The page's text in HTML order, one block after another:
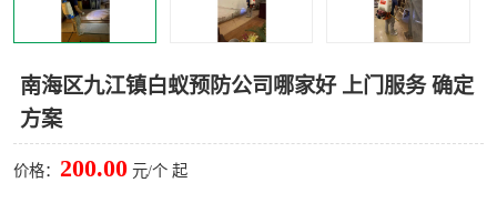
南海区九江镇白蚁预防公司哪家好 上门服务 确定
方案
价格： 200.00 元/个 起
害虫防治